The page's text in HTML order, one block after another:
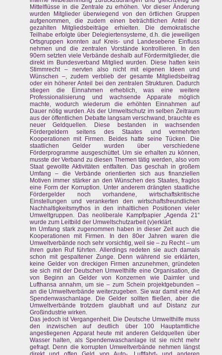
Mittelflüsse in die Zentrale zu erhöhen. Vor dieser Änderung
wurden Mitglieder überwiegend von den örtlichen Gruppen
aufgenommen, die zudem einen beträchtlichen Anteil der
gezahlten Mitgliedsbeiträge erhielten. Die demokratische
Teilhabe erfolgte über Delegiertensysteme, d.h. die jeweiligen
Ortsgruppen konnten auf Kreis- und Landesebene Einfluss
nehmen und die zentralen Vorstände kontrollieren. In den
90ern setzten viele Verbände deshalb auf Fördermitglieder, die
direkt im Bundesverband Mitglied wurden. Diese hatten kein
Stimmrecht – nervten also nicht mit eigenen Ideen und
Wünschen –, zudem verblieb der gesamte Mitgliedsbeitrag
oder ein höherer Anteil bei den zentralen Strukturen. Dadurch
stiegen die Einnahmen erheblich, was eine weitere
Professionalisierung und wachsende Apparate möglich
machte, wodurch wiederum die erhöhten Einnahmen auf
Dauer nötig wurden. Als der Umweltschutz im selben Zeitraum
aus der öffentlichen Debatte langsam verschwand, brauchte es
neuer Geldquellen. Diese bestanden in wachsenden
Fördergeldern seitens des Staates und vermehrten
Kooperationen mit Firmen. Beides hatte seine Tücken. Die
staatlichen Gelder wurden über verschiedene
Förderprogramme ausgeschüttet. Um sie erhalten zu können,
musste der Verband zu diesen Themen tätig werden, also vom
Staat gewollte Aktivitäten entfalten. Das geschah in großem
Umfang – die Verbände orientierten sich aus finanziellen
Motiven immer stärker an den Wünschen des Staates, fraglos
eine Form der Korruption. Unter anderem drängten staatliche
Fördergelder noch vorhandene, wirtschaftskritische
Einstellungen und verankerten den wirtschaftsfreundlichen
Nachhaltigkeitsmythos in den inhaltlichen Positionen vieler
Umweltgruppen. Das neoliberale Kampfpapier „Agenda 21“
wurde zum Leitbild der Umweltschutzarbeit (v)erklärt.
Im Umfang stark zugenommen haben in dieser Zeit auch die
Kooperationen mit Firmen. In den 80er Jahren waren die
Umweltverbände noch sehr vorsichtig, weil sie – zu Recht – um
ihren guten Ruf führten. Allerdings redeten sie auch damals
schon mit gespaltener Zunge. Denn während sie erklärten,
keine Gelder von dreckigen Firmen anzunehmen, gründeten
sie sich mit der Deutschen Umwelthilfe eine Organisation, die
von Beginn an Gelder von Konzernen wie Daimler und
Lufthansa annahm, um sie – zum Schein projektgebunden –
an die Umweltverbände weiterzugeben. Sie war damit eine Art
Spendenwaschanlage. Die Gelder sollten fließen, aber die
Umweltverbände trotzdem glaubhaft und auf Distanz zur
Großindustrie wirken.
Das jedoch ist Vergangenheit. Die Deutsche Umwelthilfe muss
den inzwischen auf deutlich über 100 Hauptamtliche
angestiegenen Apparat heute mit anderen Geldquellen über
Wasser halten, als Spendenwaschanlage ist sie nicht mehr
gefragt. Denn die korrupten Umweltverbände nehmen längst